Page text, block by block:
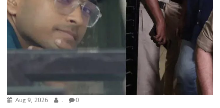
Aug 9, 2026 . 0